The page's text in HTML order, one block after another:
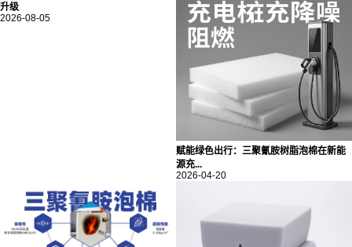
升级
2026-08-05
赋能绿色出行：三聚氰胺树脂泡棉在新能
源充...
2026-04-20